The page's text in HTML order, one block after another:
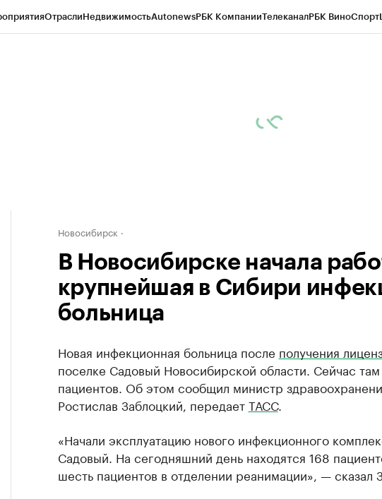
ОтраслиНедвижимостьAutonewsРБК КомпанииТелеканалРБК ВиноСпорт
Новосибирск
В Новосибирске начала
крупнейшая в Сибири
больница
Новая инфекционная больница после получения
поселке Садовый Новосибирской области. Сейчас там
пациентов. Об этом сообщил министр
Ростислав Заблоцкий, передаетТАСС.
«Начали эксплуатацию нового инфекционного
Садовый. На сегодняшний день находятся 168
шесть пациентов в отделении реанимации», — сказал